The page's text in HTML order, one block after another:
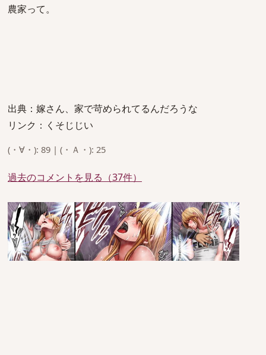
農家って。
出典：嫁さん、家で苛められてるんだろうな
リンク：くそじじい
(・∀・): 89 | (・Ａ・): 25
過去のコメントを見る（37件）